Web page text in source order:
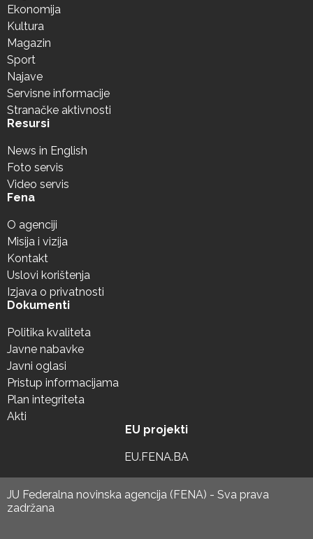
Ekonomija
Kultura
Magazin
Sport
Najave
Servisne informacije
Stranačke aktivnosti
Resursi
News in English
Foto servis
Video servis
Fena
O agenciji
Misija i vizija
Kontakt
Uslovi korištenja
Izjava o privatnosti
Dokumenti
Politika kvaliteta
Javne nabavke
Javni oglasi
Pristup informacijama
Plan integriteta
Akti
EU projekti
EU.FENA.BA
JU Federalna novinska agencija (FENA) - Sva prava
zadržana